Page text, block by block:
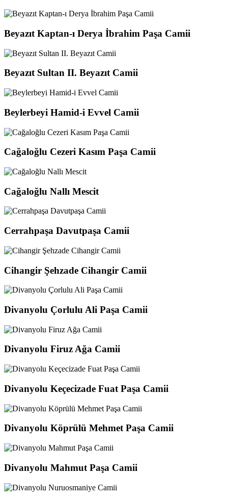
Beyazıt Kaptan-ı Derya İbrahim Paşa Camii
Beyazıt Sultan II. Beyazıt Camii
Beylerbeyi Hamid-i Evvel Camii
Cağaloğlu Cezeri Kasım Paşa Camii
Cağaloğlu Nallı Mescit
Cerrahpaşa Davutpaşa Camii
Cihangir Şehzade Cihangir Camii
Divanyolu Çorlulu Ali Paşa Camii
Divanyolu Firuz Ağa Camii
Divanyolu Keçecizade Fuat Paşa Camii
Divanyolu Köprülü Mehmet Paşa Camii
Divanyolu Mahmut Paşa Camii